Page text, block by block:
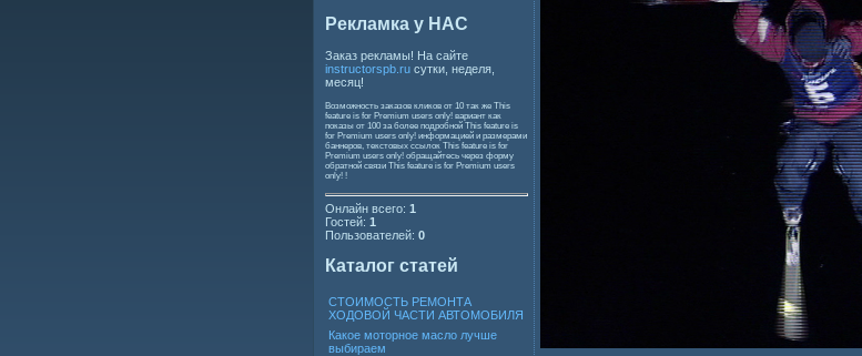
Рекламка у НАС
Заказ рекламы! На сайте
instructorspb.ru сутки, неделя,
месяц!
Возможность заказов кликов от 10 так же This
feature is for Premium users only! вариант как
показы от 100 за более подробной This feature is
for Premium users only! информацией и размерами
баннеров, текстовых ссылок This feature is for
Premium users only! обращайтесь через форму
обратной связи This feature is for Premium users
only! !
Онлайн всего: 1
Гостей: 1
Пользователей: 0
Каталог статей
СТОИМОСТЬ РЕМОНТА
ХОДОВОЙ ЧАСТИ АВТОМОБИЛЯ
Какое моторное масло лучше
выбираем